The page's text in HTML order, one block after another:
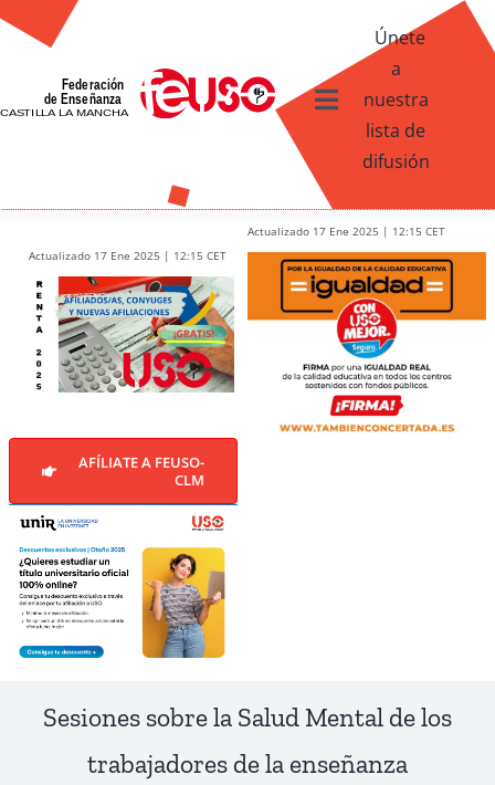
Skip
content
Toggle
Navigation
Contacto
Únete
a
nuestra
lista de
difusión
Actualizado 17 Ene 2025 | 12:15 CET
Actualizado 17 Ene 2025 | 12:15 CET
AFÍLIATE A FEUSO-
CLM
Sesiones sobre la Salud Mental de los
trabajadores de la enseñanza